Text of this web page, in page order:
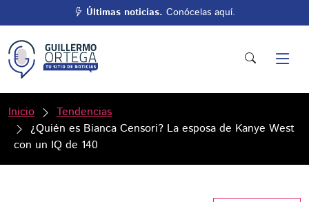
Últimas noticias. Conócelas aquí.
Inicio
Tendencias
¿Quién es Bianca Censori? La esposa de Kanye West
con un IQ de 140